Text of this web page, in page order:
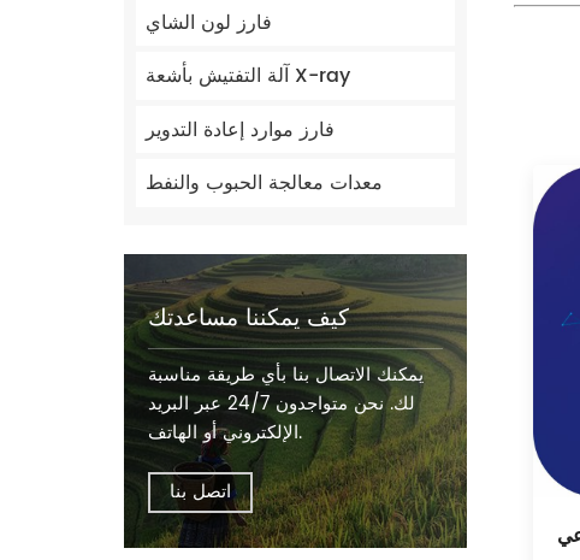
فارز لون الشاي
آلة التفتيش بأشعة X-ray
فارز موارد إعادة التدوير
معدات معالجة الحبوب والنفط
كيف يمكننا مساعدتك
يمكنك الاتصال بنا بأي طريقة مناسبة
لك. نحن متواجدون 24/7 عبر البريد
الإلكتروني أو الهاتف.
اتصل بنا